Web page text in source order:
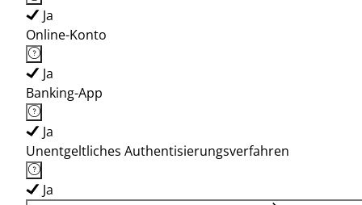
Ja
Online-Konto
Ja
Banking-App
Ja
Unentgeltliches Authentisierungsverfahren
Ja